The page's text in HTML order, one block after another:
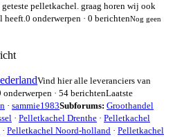
pelletkachel. graag horen wij ook
heeft.0 onderwerpen · 0 berichtenNog geen
Vind hier alle leveranciers van
onderwerpen · 54 berichtenLaatste
· sammie1983Subforums: Groothandel
· Pelletkachel Drenthe · Pelletkachel
· Pelletkachel Noord-holland · Pelletkachel